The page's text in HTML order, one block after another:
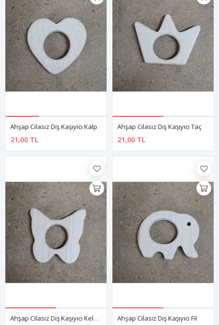
Ahşap Cilasız Diş Kaşıyıcı Kalp
21,00 TL
Ahşap Cilasız Diş Kaşıyıcı Taç
21,00 TL
Ahşap Cilasız Diş Kaşıyıcı Kelebek Ahşap Cilasız Diş Kaşıyıcı Fil